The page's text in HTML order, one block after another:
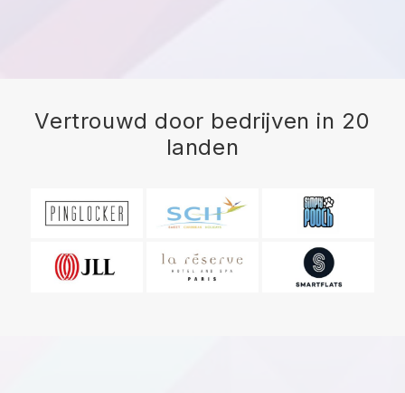
Vertrouwd door bedrijven in 20
landen